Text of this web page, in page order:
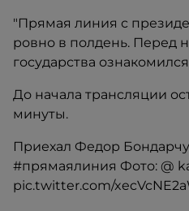
"Прямая линия с
ровно в полдень. Перед
государства
До начала трансляции
минуты.
Приехал Федор
#прямаялиния Фото: @
pic.twitter.com/